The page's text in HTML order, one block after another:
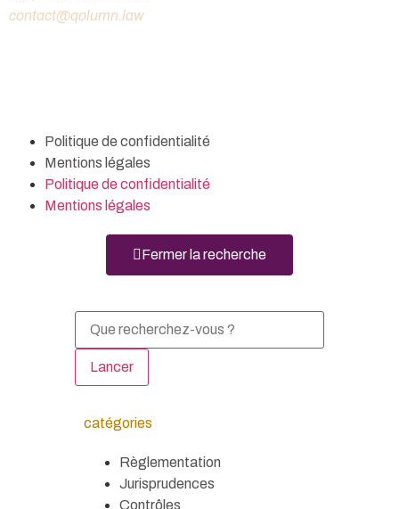
contact@qolumn.law
Politique de confidentialité
Mentions légales
Politique de confidentialité
Mentions légales
Fermer la recherche
Lancer
catégories
Règlementation
Jurisprudences
Contrôles